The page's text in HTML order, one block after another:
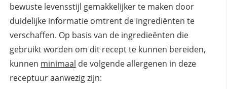
bewuste levensstijl gemakkelijker te maken door
duidelijke informatie omtrent de ingrediënten te
verschaffen. Op basis van de ingredieënten die
gebruikt worden om dit recept te kunnen bereiden,
kunnen minimaal de volgende allergenen in deze
receptuur aanwezig zijn: